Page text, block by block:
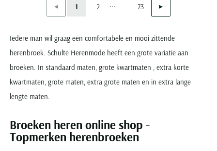
Vorige
1 2
...
Page
73 Volgende
Iedere man wil graag een comfortabele en mooi zittende
herenbroek. Schulte Herenmode heeft een grote variatie aan
broeken. In standaard maten, grote kwartmaten , extra korte
kwartmaten, grote maten, extra grote maten en in extra lange
lengte maten.
Broeken heren online shop -
Topmerken herenbroeken